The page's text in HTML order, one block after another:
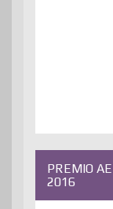
PREMIO
2016